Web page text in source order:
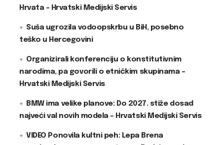
Hrvata – Hrvatski Medijski Servis
Suša ugrozila vodoopskrbu u BiH, posebno
teško u Hercegovini
Organizirali konferenciju o konstitutivnim
narodima, pa govorili o etničkim skupinama –
Hrvatski Medijski Servis
BMW ima velike planove: Do 2027. stiže dosad
najveći val novih modela – Hrvatski Medijski Servis
VIDEO Ponovila kultni peh: Lepa Brena